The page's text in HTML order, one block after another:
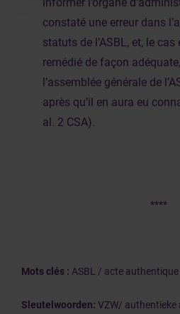
constaté une erreur dans
statuts de l’ASBL, et, le cas
remédié de façon
l’assemblée générale de
après qu’il en aura eu
al. 2 CSA).
****
Mots clés : ASBL / acte authentique
Sleutelwoorden: VZW/ authentieke